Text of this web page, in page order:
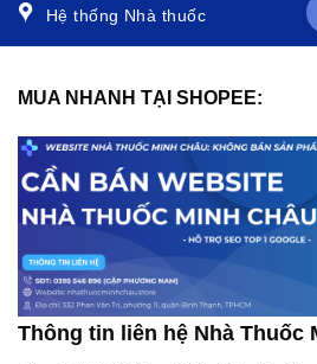
Hệ thống Nhà thuốc
MUA NHANH TẠI SHOPEE:
Thông tin liên hệ Nhà Thuốc